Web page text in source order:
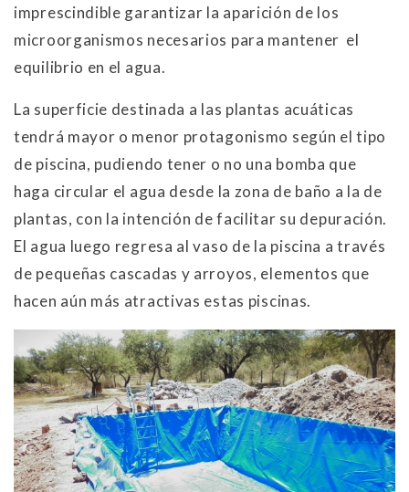
imprescindible garantizar la aparición de los
microorganismos necesarios para mantener el
equilibrio en el agua.
La superficie destinada a las plantas acuáticas
tendrá mayor o menor protagonismo según el tipo
de piscina, pudiendo tener o no una bomba que
haga circular el agua desde la zona de baño a la de
plantas, con la intención de facilitar su depuración.
El agua luego regresa al vaso de la piscina a través
de pequeñas cascadas y arroyos, elementos que
hacen aún más atractivas estas piscinas.